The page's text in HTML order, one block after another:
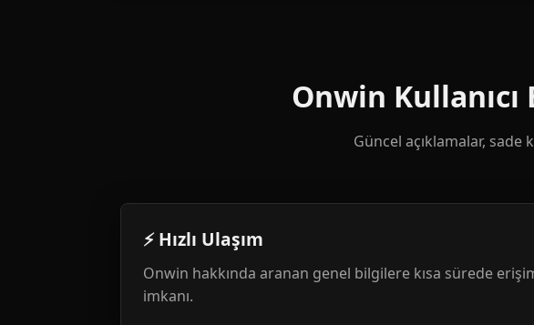
Onwin
Güncel açıklamalar, sade
⚡ Hızlı Ulaşım
Onwin hakkında aranan genel bilgilere kısa sürede
imkanı.